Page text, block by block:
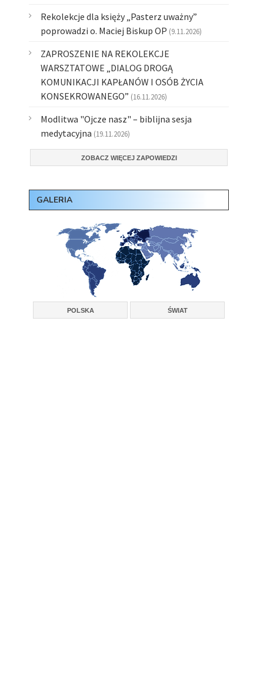
Rekolekcje dla księży „Pasterz uważny”
poprowadzi o. Maciej Biskup OP (9.11.2026)
ZAPROSZENIE NA REKOLEKCJE
WARSZTATOWE „DIALOG DROGĄ
KOMUNIKACJI KAPŁANÓW I OSÓB ŻYCIA
KONSEKROWANEGO” (16.11.2026)
Modlitwa "Ojcze nasz" – biblijna sesja
medytacyjna (19.11.2026)
ZOBACZ WIĘCEJ ZAPOWIEDZI
GALERIA
POLSKA ŚWIAT